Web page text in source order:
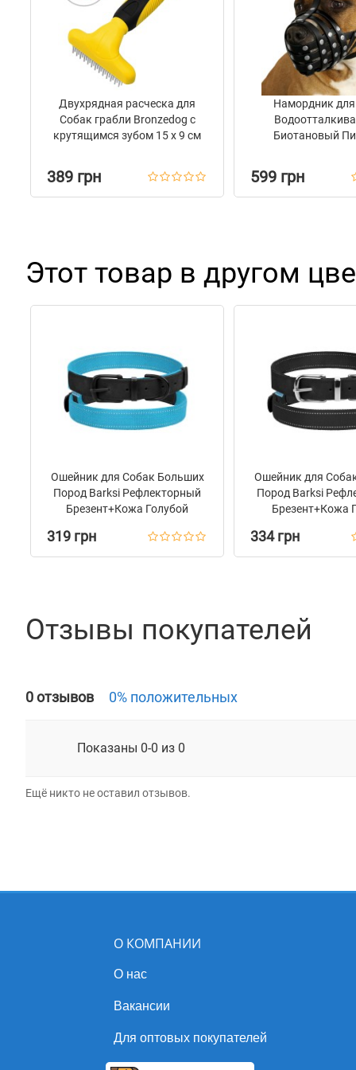
Двухрядная расческа для
Собак грабли Bronzedog с
крутящимся зубом 15 х 9 см
389 грн
Намордник для
Биотановый
599 грн
Этот товар в другом
Ошейник для Собак Больших
Пород Barksi Рефлекторный
Брезент+Кожа Голубой
319 грн
Ошейник для
Пород Barksi
Брезент+Кожа
334 грн
Отзывы покупателей
0 отзывов 0% положительных
Показаны 0-0 из 0
Ещё никто не оставил отзывов.
О КОМПАНИИ
О нас
Вакансии
Для оптовых покупателей